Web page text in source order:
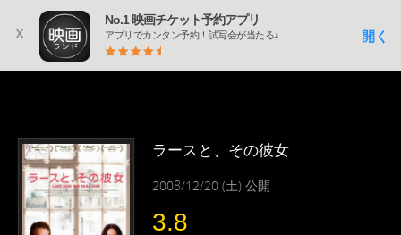
x
No.1 映画チケット予約アプリ
アプリでカンタン予約！試写会が当たる♪ 開く
ラースと、その彼女
2008/12/20 (土) 公開
3.8